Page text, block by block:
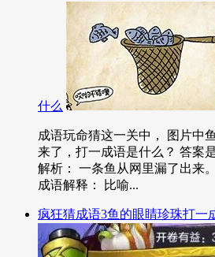
什么
成语玩命猜这一关中， 图片中
来了，打一成语是什么？ 答案
解析： 一条鱼从网里漏了出来
成语解释： 比喻...
疯狂猜成语3鱼的眼睛珍珠打一